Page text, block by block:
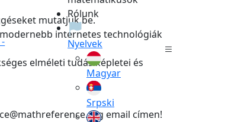
Rólunk
Nyelvek
Magyar
Srpski
mutatjuk be.
internetes technológiák
elméleti tudás képletei és
email címen!